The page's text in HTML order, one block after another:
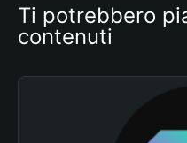
Ti potrebbero
contenuti